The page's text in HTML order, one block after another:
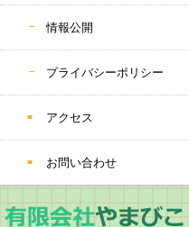
情報公開
プライバシーポリシー
アクセス
お問い合わせ